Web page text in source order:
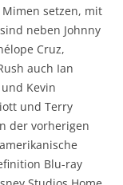
setzen, mit
neben Johnny
Cruz,
auch Ian
Kevin
und Terry
der vorherigen
Blu-ray